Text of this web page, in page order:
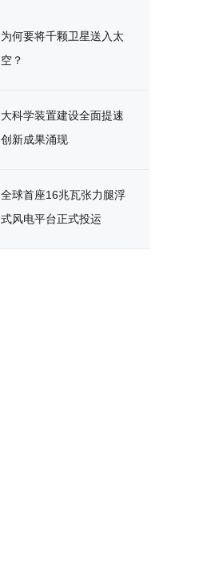
为何要将千颗卫星送入太
空？
大科学装置建设全面提速
创新成果涌现
全球首座16兆瓦张力腿浮
式风电平台正式投运